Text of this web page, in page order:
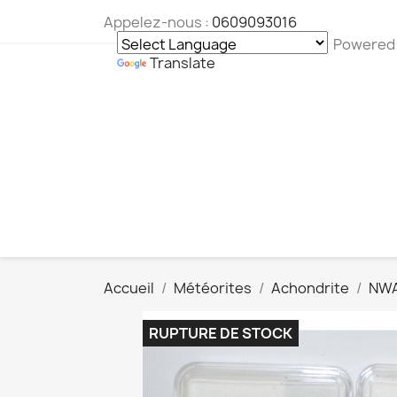
Appelez-nous : 0609093016
Translate
Accueil Météorites Achondrite
RUPTURE DE STOCK